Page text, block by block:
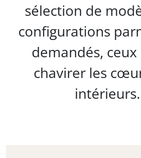
sélection de
configurations
demandés,
chavirer les